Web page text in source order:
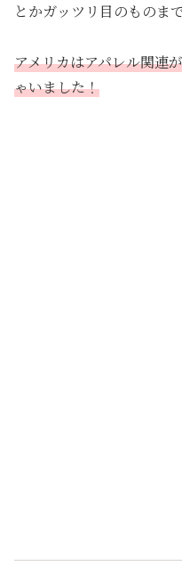
とかガッツリ目のものま
アメリカはアパレル関連
ゃいました！